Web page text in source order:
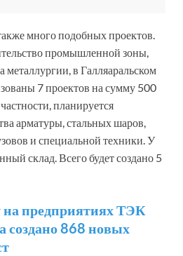
много подобных проектов.
промышленной зоны,
в Галляаральском
7 проектов на сумму 500
планируется
арматуры, стальных шаров,
и специальной техники. У
склад. Всего будет создано 5
на предприятиях ТЭК
создано 868 новых